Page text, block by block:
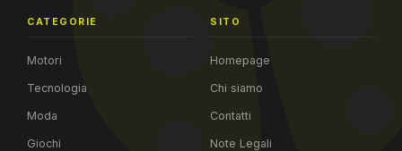
CATEGORIE
Motori
Tecnologia
Moda
Giochi
SITO
Homepage
Chi siamo
Contatti
Note Legali